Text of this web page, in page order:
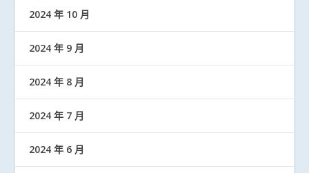
2024 年 10 月
2024 年 9 月
2024 年 8 月
2024 年 7 月
2024 年 6 月